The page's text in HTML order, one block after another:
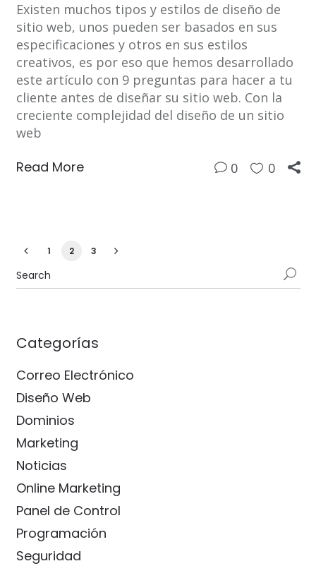
Existen muchos tipos y estilos de diseño de
sitio web, unos pueden ser basados en sus
especificaciones y otros en sus estilos
creativos, es por eso que hemos desarrollado
este artículo con 9 preguntas para hacer a tu
cliente antes de diseñar su sitio web. Con la
creciente complejidad del diseño de un sitio
web
Read More 0 0
1 2 3
Categorías
Correo Electrónico
Diseño Web
Dominios
Marketing
Noticias
Online Marketing
Panel de Control
Programación
Seguridad